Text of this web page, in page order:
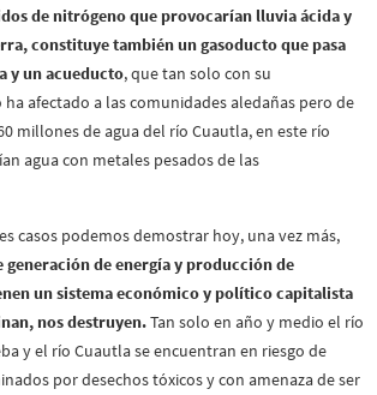
de nitrógeno que provocarían lluvia ácida y
constituye también un gasoducto que pasa
y un acueducto, que tan solo con su
afectado a las comunidades aledañas pero de
millones de agua del río Cuautla, en este río
agua con metales pesados de las
casos podemos demostrar hoy, una vez más,
generación de energía y producción de
un sistema económico y político capitalista
nos destruyen.Tan solo en año y medio el río
y el río Cuautla se encuentran en riesgo de
por desechos tóxicos y con amenaza de ser